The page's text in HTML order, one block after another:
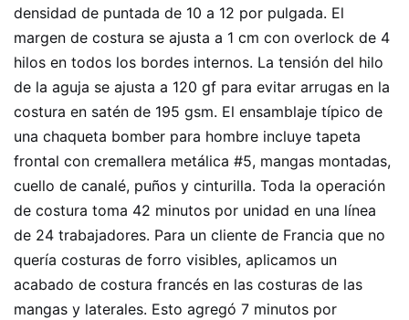
densidad de puntada de 10 a 12 por pulgada. El
margen de costura se ajusta a 1 cm con overlock de 4
hilos en todos los bordes internos. La tensión del hilo
de la aguja se ajusta a 120 gf para evitar arrugas en la
costura en satén de 195 gsm. El ensamblaje típico de
una chaqueta bomber para hombre incluye tapeta
frontal con cremallera metálica #5, mangas montadas,
cuello de canalé, puños y cinturilla. Toda la operación
de costura toma 42 minutos por unidad en una línea
de 24 trabajadores. Para un cliente de Francia que no
quería costuras de forro visibles, aplicamos un
acabado de costura francés en las costuras de las
mangas y laterales. Esto agregó 7 minutos por